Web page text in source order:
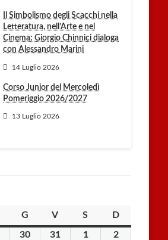
Il Simbolismo degli Scacchi nella
Letteratura, nell’Arte e nel
Cinema: Giorgio Chinnici dialoga
con Alessandro Marini
14 Luglio 2026
Corso Junior del Mercoledì
Pomeriggio 2026/2027
13 Luglio 2026
mercoledì
G giovedì
V venerdì
S sabatoDdomenica
30 31 11
22